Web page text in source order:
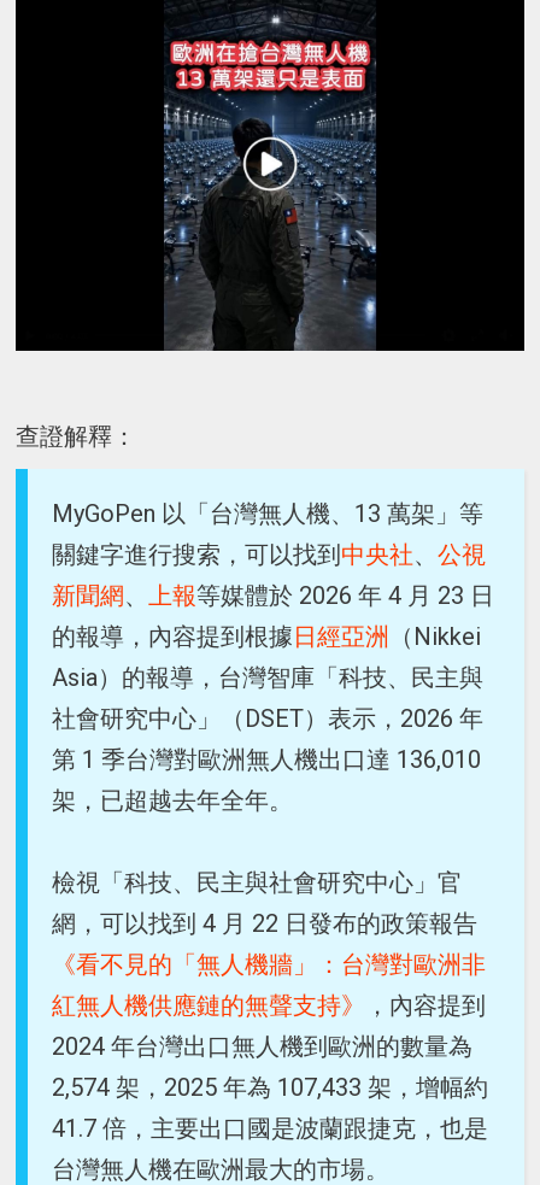
查證解釋：
MyGoPen 以「台灣無人機、13 萬架」等
關鍵字進行搜索，可以找到 中央社、公視
新聞網、 上報等媒體於 2026 年 4 月 23 日
的報導，內容提到根據日經亞洲
（Nikkei
Asia）的報導，台灣智庫「科技、民主與
社會研究中心」（DSET）表示，2026 年
第 1 季台灣對歐洲無人機出口達 136,010
架，已超越去年全年。
檢視「科技、民主與社會研究中心」官
網，可以找到 4 月 22 日發布的政策報告
《看不見的「無人機牆」：台灣對歐洲非
紅無人機供應鏈的無聲支持》
，內容提到
2024 年台灣出口無人機到歐洲的數量為
2,574 架，2025 年為 107,433 架，增幅約
41.7 倍，主要出口國是波蘭跟捷克，也是
台灣無人機在歐洲最大的市場。